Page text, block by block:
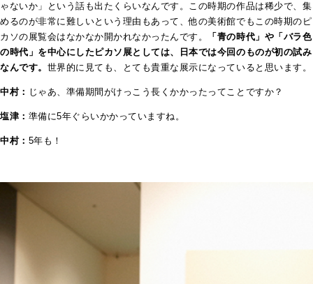
ゃないか」という話も出たくらいなんです。この時期の作品は稀少で、集
めるのが非常に難しいという理由もあって、他の美術館でもこの時期のピ
カソの展覧会はなかなか開かれなかったんです。
「青の時代」や「バラ色
の時代」を中心にしたピカソ展としては、日本では今回のものが初の試み
なんです。 世界的に見ても、とても貴重な展示になっていると思います。
中村： じゃあ、準備期間がけっこう長くかかったってことですか？
塩津： 準備に5年ぐらいかかっていますね。
中村： 5年も！